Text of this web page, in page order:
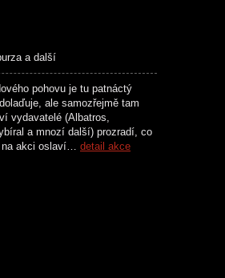
a další
pohovu je tu patnáctý
ale samozřejmě tam
vydavatelé (Albatros,
a mnozí další) prozradí, co
na akci oslaví… detail akce